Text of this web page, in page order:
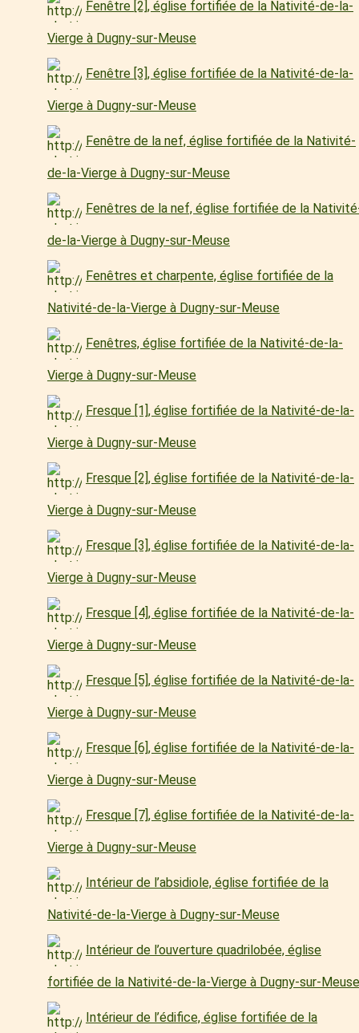
Fenêtre [2], église fortifiée de la Nativité-de-la-
Vierge à Dugny-sur-Meuse
Fenêtre [3], église fortifiée de la Nativité-de-la-
Vierge à Dugny-sur-Meuse
Fenêtre de la nef, église fortifiée de la Nativité-
de-la-Vierge à Dugny-sur-Meuse
Fenêtres de la nef, église fortifiée de la
de-la-Vierge à Dugny-sur-Meuse
Fenêtres et charpente, église fortifiée de la
Nativité-de-la-Vierge à Dugny-sur-Meuse
Fenêtres, église fortifiée de la Nativité-de-la-
Vierge à Dugny-sur-Meuse
Fresque [1], église fortifiée de la Nativité-de-la-
Vierge à Dugny-sur-Meuse
Fresque [2], église fortifiée de la Nativité-de-la-
Vierge à Dugny-sur-Meuse
Fresque [3], église fortifiée de la Nativité-de-la-
Vierge à Dugny-sur-Meuse
Fresque [4], église fortifiée de la Nativité-de-la-
Vierge à Dugny-sur-Meuse
Fresque [5], église fortifiée de la Nativité-de-la-
Vierge à Dugny-sur-Meuse
Fresque [6], église fortifiée de la Nativité-de-la-
Vierge à Dugny-sur-Meuse
Fresque [7], église fortifiée de la Nativité-de-la-
Vierge à Dugny-sur-Meuse
Intérieur de l’absidiole, église fortifiée de la
Nativité-de-la-Vierge à Dugny-sur-Meuse
Intérieur de l’ouverture quadrilobée, église
fortifiée de la Nativité-de-la-Vierge à Dugny-sur-Meuse
Intérieur de l’édifice, église fortifiée de la